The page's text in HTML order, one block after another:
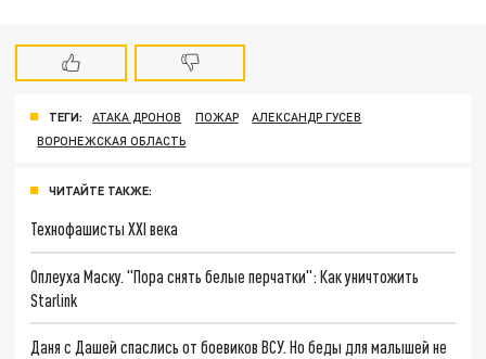
ТЕГИ: АТАКА ДРОНОВ ПОЖАР
АЛЕКСАНДР ГУСЕВ
ВОРОНЕЖСКАЯ ОБЛАСТЬ
ЧИТАЙТЕ ТАКЖЕ:
Технофашисты XXI века
Оплеуха Маску. "Пора снять белые перчатки": Как уничтожить
Starlink
Даня с Дашей спаслись от боевиков ВСУ. Но беды для малышей не